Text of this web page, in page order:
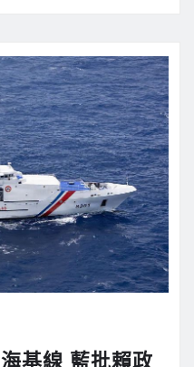
基線 藍批賴政